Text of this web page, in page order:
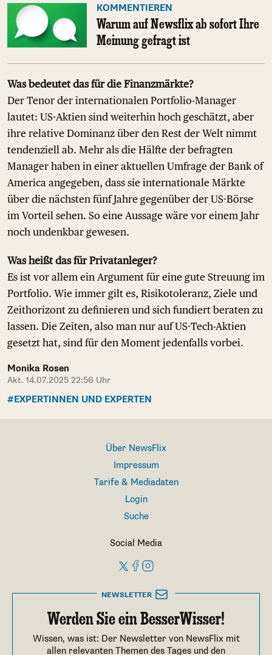
KOMMENTIEREN
Warum auf Newsflix ab sofort Ihre
Meinung gefragt ist
Was bedeutet das für die Finanzmärkte?
Der Tenor der internationalen Portfolio-Manager
lautet: US-Aktien sind weiterhin hoch geschätzt, aber
ihre relative Dominanz über den Rest der Welt nimmt
tendenziell ab. Mehr als die Hälfte der befragten
Manager haben in einer aktuellen Umfrage der Bank of
America angegeben, dass sie internationale Märkte
über die nächsten fünf Jahre gegenüber der US-Börse
im Vorteil sehen. So eine Aussage wäre vor einem Jahr
noch undenkbar gewesen.
Was heißt das für Privatanleger?
Es ist vor allem ein Argument für eine gute Streuung im
Portfolio. Wie immer gilt es, Risikotoleranz, Ziele und
Zeithorizont zu definieren und sich fundiert beraten zu
lassen. Die Zeiten, also man nur auf US-Tech-Aktien
gesetzt hat, sind für den Moment jedenfalls vorbei.
Monika Rosen
Akt. 14.07.2025 22:56 Uhr
#EXPERTINNEN UND EXPERTEN
Über NewsFlix
Impressum
Tarife & Mediadaten
Login
Suche
Social Media
NEWSLETTER
Werden Sie ein BesserWisser!
Wissen, was ist: Der Newsletter von NewsFlix mit
allen relevanten Themen des Tages und den